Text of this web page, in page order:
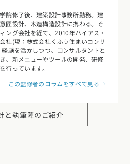
院修了後、建築設計事務所勤務。建
匠設計、木造構造設計に携わる。そ
ング会社を経て、2010年ハイアス・
社(現：株式会社くふう住まいコンサ
験を活かしつつ、コンサルタントと
、新メニューやツールの開発、研修
行っています。
この監修者のコラムをすべて見る
と執筆陣のご紹介